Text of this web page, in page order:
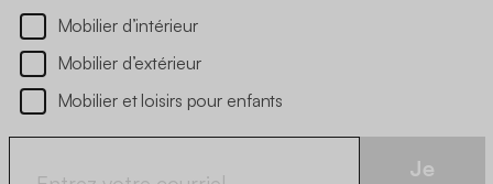
Mobilier d’intérieur
Mobilier d’extérieur
Mobilier et loisirs pour enfants
Je